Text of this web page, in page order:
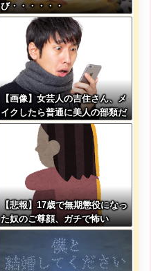
び・・・・・・
【画像】女芸人の吉住さん、メ
イクしたら普通に美人の部類だ
った→ご覧くださいw w w w w
【悲報】17歳で無期懲役になっ
た奴のご尊顔、ガチで怖い